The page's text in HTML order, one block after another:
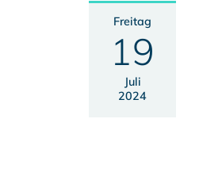
Freitag
19
Juli
2024